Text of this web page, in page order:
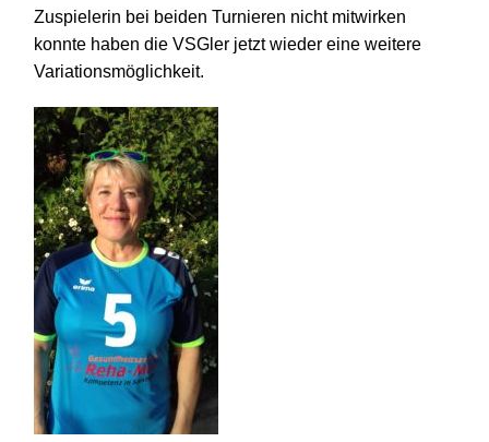
Zuspielerin bei beiden Turnieren nicht mitwirken
konnte haben die VSGler jetzt wieder eine weitere
Variationsmöglichkeit.